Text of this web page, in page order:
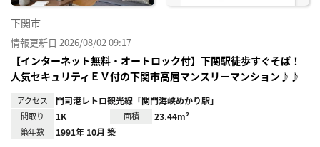
下関市
情報更新日 2026/08/02 09:17
【インターネット無料・オートロック付】下関駅徒歩すぐそば！
人気セキュリティＥＶ付の下関市高層マンスリーマンション♪♪
アクセス 門司港レトロ観光線「関門海峡めかり駅」
間取り 1K 面積 23.44m²
築年数 1991年 10月 築